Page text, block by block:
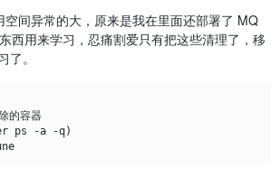
间异常的大，原来是我在里面还部署了 MQ
西用来学习，忍痛割爱只有把这些清理了，移
。
的容器
ps -a -q)
docker system prune